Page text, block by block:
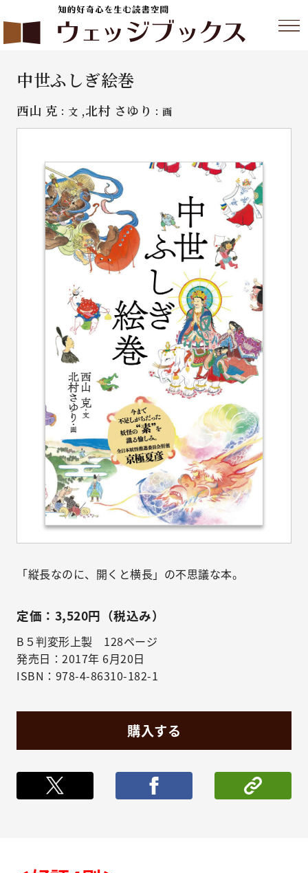
中世ふしぎ絵巻
西山 克 ：文 ,北村 さゆり ：画
「縦長なのに、開くと横長」の不思議な本。
定価：3,520円（税込み）
B５判変形上製 128ページ
発売日：2017年 6月20日
ISBN：978-4-86310-182-1
購入する
ポストする シェア